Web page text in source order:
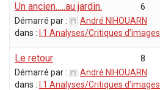
Un ancien…..au jardin.
Démarré par :
André NIHOUARN
dans :
I.1 Analyses/Critiques d’images
6
Le retour
Démarré par :
André NIHOUARN
dans :
I.1 Analyses/Critiques d’images
8